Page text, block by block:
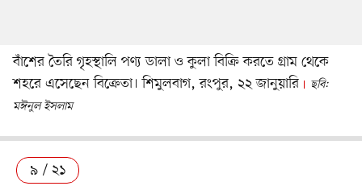
বাঁশের তৈরি গৃহস্থালি পণ্য ডালা ও কুলা বিক্রি করতে গ্রাম থেকে
শহরে এসেছেন বিক্রেতা। শিমুলবাগ, রংপুর, ২২ জানুয়ারি
ছবি:
মঈনুল ইসলাম
৯ / ২১